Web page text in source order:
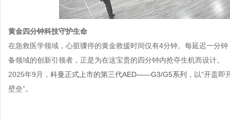
黄金四分钟科技守护生命
在急救医学领域，心脏骤停的黄金救援时间仅有4分钟。每延迟一分
备领域的创新引领者，正是为在这宝贵的四分钟内抢夺生机而设计。
2025年9月， 科曼正式上市的第三代AED——G3/G5系列 ，以“开盖
壁垒”。